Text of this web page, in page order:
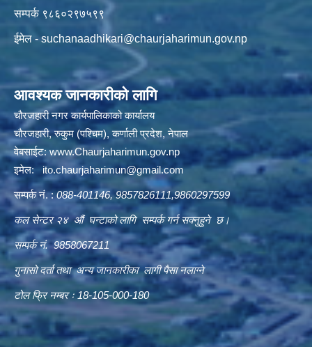
सम्पर्क ९८६०२९७५९९
ईमेल -suchanaadhikari@chaurjaharimun.gov.np
आवश्यक जानकारीको लागि
चौरजहारी नगर कार्यपालिकाको कार्यालय
चौरजहारी, रुकुम (पश्चिम), कर्णाली प्रदेश, नेपाल
वेबसाईट:www.Chaurjaharimun.gov.np
इमेल: ito.chaurjaharimun@gmail.com
सम्पर्क नं. :088-401146, 9857826111,9860297599
कल सेन्टर २४ औं घन्टाको लागि सम्पर्क गर्न सक्नुहुने छ।
सम्पर्क नं. 9858067211
गुनासो दर्ता तथा अन्य जानकारीका लागी पैसा नलाग्ने
टोल फ्रि नम्बर ः 18-105-000-180